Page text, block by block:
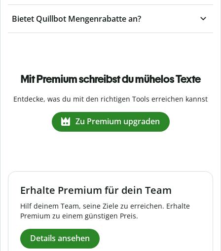
Bietet Quillbot Mengenrabatte an?
Mit Premium schreibst du mühelos Texte
Entdecke, was du mit den richtigen Tools erreichen kannst
Zu Premium upgraden
Erhalte Premium für dein Team
Hilf deinem Team, seine Ziele zu erreichen. Erhalte
Premium zu einem günstigen Preis.
Details ansehen